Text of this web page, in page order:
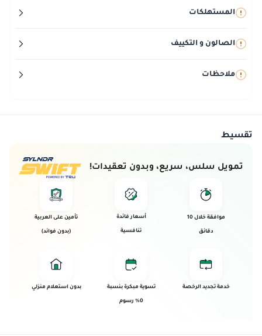
المستهلكات
الصالون و التكييف
ملاحظات
تقسيط
تمويل سلس، سريع، وبدون تعقيدات!
موافقة خلال 10
دقائق
أسعار فائدة
تنافسية
تأمين على العربية
(بدون فوائد)
خدمة تجديد الرخصة تسوية مبكرة بنسبة
0% رسوم
بدون استعلام منزلي